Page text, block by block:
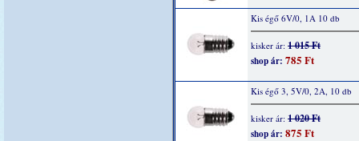
Kis égő 6V/0, 1A 10 db
kisker ár: 1 015 Ft
shop ár: 785 Ft
Kis égő 3, 5V/0, 2A, 10 db
kisker ár: 1 020 Ft
shop ár: 875 Ft